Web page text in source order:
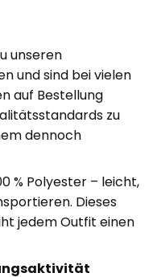
unseren
und sind bei vielen
auf Bestellung
zu
dennoch
% Polyester – leicht,
Dieses
jedem Outfit einen